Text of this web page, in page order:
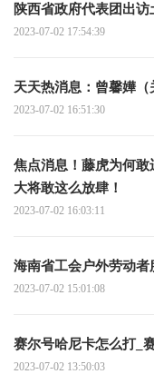
陕西省政府代表团出
2023-07-02 17:54:39
天天热消息：曾馨嬅（
2023-07-02 16:51:30
焦点消息！藤虎为何
大将敢这么放肆！
2023-07-02 16:03:11
海南省工会户外劳动
2023-07-02 15:01:08
赛尔号哈尼卡怎么打_
2023-07-02 13:50:03